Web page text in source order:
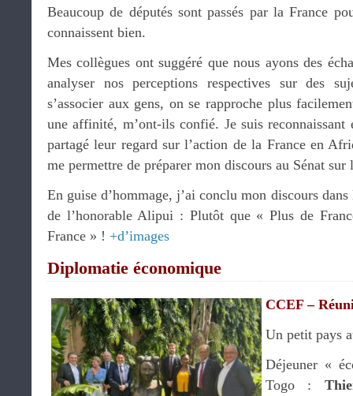
Beaucoup de députés sont passés par la France
connaissent bien.
Mes collègues ont suggéré que nous ayons des
analyser nos perceptions respectives sur des
s’associer aux gens, on se rapproche plus
une affinité, m’ont-ils confié. Je suis reconnaissant
partagé leur regard sur l’action de la France en
me permettre de préparer mon discours au Sénat sur
En guise d’hommage, j’ai conclu mon discours
de l’honorable Alipui : Plutôt que « Plus de
France » ! +d’images
Diplomatie économique
CCEF –
Un petit pays
Déjeuner «
Togo :